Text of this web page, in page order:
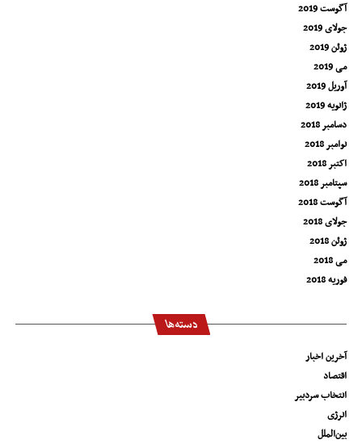
آگوست 2019
جولای 2019
ژوئن 2019
می 2019
آوریل 2019
ژانویه 2019
دسامبر 2018
نوامبر 2018
اکتبر 2018
سپتامبر 2018
آگوست 2018
جولای 2018
ژوئن 2018
می 2018
فوریه 2018
دسته‌ها
آخرین اخبار
اقتصاد
انتخاب سردبیر
انرژی
بین‌الملل